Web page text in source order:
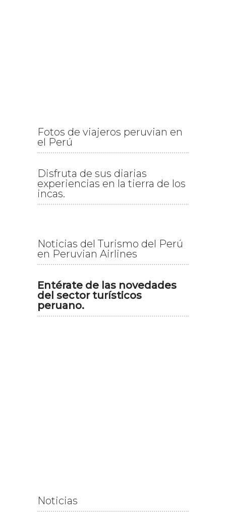
Fotos de viajeros peruvian en
el Perú
Disfruta de sus diarias
experiencias en la tierra de los
incas.
Noticias del Turismo del Perú
en Peruvian Airlines
Entérate de las novedades
del sector turísticos
peruano.
Noticias